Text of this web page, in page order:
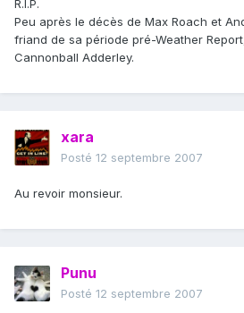
R.I.P.
Peu après le décès de Max Roach et
friand de sa période pré-Weather
Cannonball Adderley.
xara
Posté 12 septembre 2007
Au revoir monsieur.
Punu
Posté 12 septembre 2007